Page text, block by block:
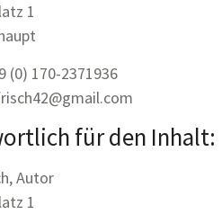
1
(0) 170-2371936
für den Inhalt:
Autor
1